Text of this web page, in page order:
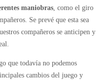
maniobras, como el giro
Se prevé que esta sea
compañeros se anticipen y
que todavía no podemos
cambios del juego y